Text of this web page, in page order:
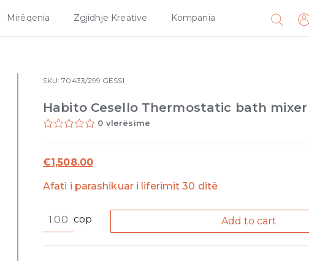
Mirëqenia Zgjidhje Kreative Kompania
Search
for:
SKU:70433/299 GESSI
Habito Cesello Thermostatic bath
0 vlerësime
€1,508.00
Afati i parashikuar i liferimit 30 ditë
Cesellocop Add to cart